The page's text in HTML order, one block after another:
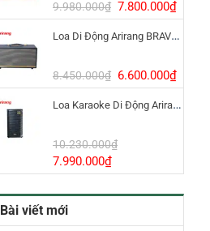
8.800.000₫.
9.980.000₫ Giá
gốc
là:
7.800.000₫Giá
hiện
tại
Loa Di Động Arirang BRAVO 8 800W Có Micro
8.450.000₫ Giá
gốc
là:
6.600.000₫Giá
hiện
tại
Loa Karaoke Di Động Arirang EDGE-X Model I
10.230.000₫
Giá
gốc
là:
10.230.000₫.
7.990.000₫Giá
hiện
tại
Bài viết mới